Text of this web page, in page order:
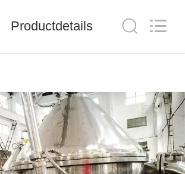
Productdetails